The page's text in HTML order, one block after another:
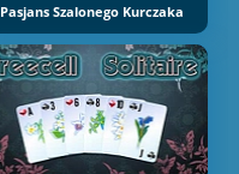
Pasjans Szalonego Kurczaka